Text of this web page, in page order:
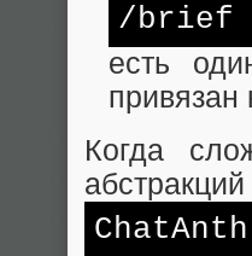
/brief
есть
привязан
Когда